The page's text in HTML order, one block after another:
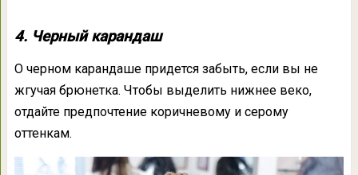
4. Черный карандаш
О черном карандаше придется забыть, если вы не
жгучая брюнетка. Чтобы выделить нижнее веко,
отдайте предпочтение коричневому и серому
оттенкам.